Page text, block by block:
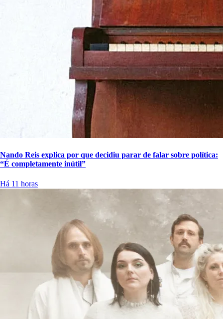
Nando Reis explica por que decidiu parar de falar sobre política:
“É completamente inútil”
Há 11 horas